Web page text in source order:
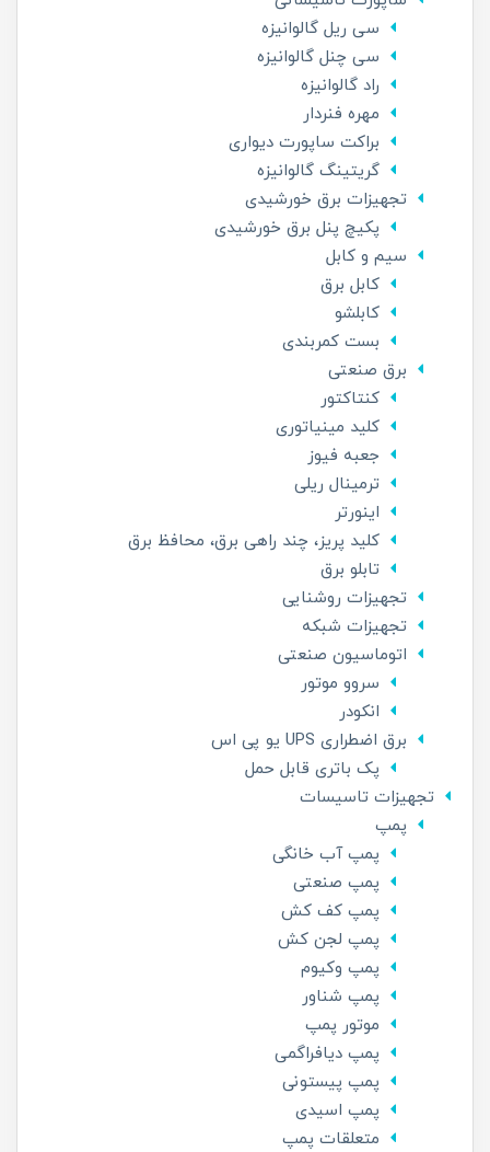
سی ریل گالوانیزه
سی چنل گالوانیزه
راد گالوانیزه
مهره فنردار
براکت ساپورت دیواری
گریتینگ گالوانیزه
تجهیزات برق خورشیدی
پکیچ پنل برق خورشیدی
سیم و کابل
کابل برق
کابلشو
بست کمربندی
برق صنعتی
کنتاکتور
کلید مینیاتوری
جعبه فیوز
ترمینال ریلی
اینورتر
کلید پریز، چند راهی برق، محافظ برق
تابلو برق
تجهیزات روشنایی
تجهیزات شبکه
اتوماسیون صنعتی
سروو موتور
انکودر
برق اضطراری UPS یو پی اس
پک باتری قابل حمل
تجهیزات تاسیسات
پمپ
پمپ آب خانگی
پمپ صنعتی
پمپ کف کش
پمپ لجن کش
پمپ وکیوم
پمپ شناور
موتور پمپ
پمپ دیافراگمی
پمپ پیستونی
پمپ اسیدی
متعلقات پمپ